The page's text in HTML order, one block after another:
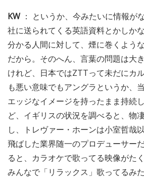
KW： というか、今みたいに情報が
社に送られてくる英語資料とかしか
分かる人間に対して、煙に巻くよう
だから。そのへん、言葉の問題は大
けれど、日本ではZTTって未だにカ
も悪い意味でもアングラというか、
エッジなイメージを持ったまま持続
ど、イギリスの状況を調べると、物
し、トレヴァー・ホーンは小室哲哉
飛ばした業界随一のプロデューサー
ると、カラオケで歌ってる映像がた
みんなで「リラックス」歌ってるみ